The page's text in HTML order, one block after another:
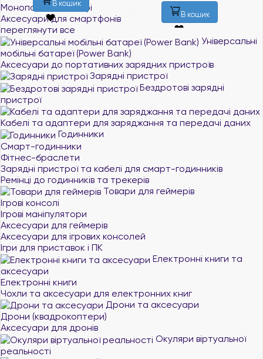
Моноподи для селфі
Аксесуари для смартфонів
переглянути все
Універсальні
мобільні батареї (Power Bank)
Аксесуари до портативних зарядних пристроїв
Зарядні пристрої
Бездротові зарядні
пристрої
Кабелі та адаптери для заряджання та передачі даних
Годинники
Смарт-годинники
Фітнес-браслети
Зарядні пристрої та кабелі для смарт-годинників
Ремінці до годинників та трекерів
Товари для геймерів
Ігрові консолі
Ігрові маніпулятори
Аксесуари для геймерів
Аксесуари для ігрових консолей
Ігри для приставок і ПК
Електронні книги та
аксесуари
Електронні книги
Чохли та аксесуари для електронних книг
Дрони та аксесуари
Дрони (квадрокоптери)
Аксесуари для дронів
Окуляри віртуальної
реальності
В кошик В кошик